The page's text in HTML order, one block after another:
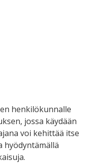
henkilökunnalle
jossa käydään
voi kehittää itse
hyödyntämällä